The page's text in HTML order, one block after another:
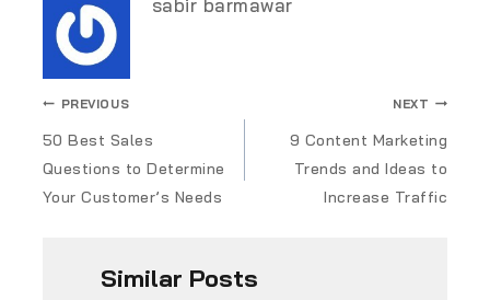
PREVIOUS
50 Best Sales
Questions to Determine
Your Customer’s Needs
NEXT
9 Content Marketing
Trends and Ideas to
Increase Traffic
Similar Posts